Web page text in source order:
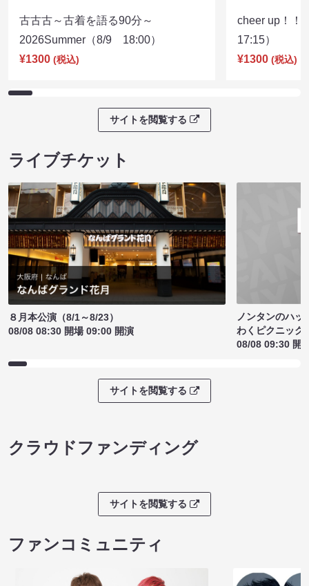
古古古～古着を語る90分～
2026Summer（8/9 18:00）
¥1300 (税込)
cheer up！
17:15）
¥1300 (税込)
サイトを閲覧する
ライブチケット
８月本公演（8/1～8/23）
08/08 08:30 開場 09:00 開演
ノンタンのハッ
わくピクニック
08/08 09:30 開
サイトを閲覧する
クラウドファンディング
サイトを閲覧する
ファンコミュニティ